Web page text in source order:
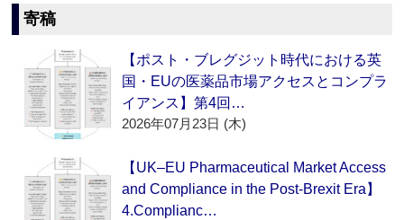
寄稿
【ポスト・ブレグジット時代における英
国・EUの医薬品市場アクセスとコンプラ
イアンス】第4回…
2026年07月23日 (木)
【UK–EU Pharmaceutical Market Access
and Compliance in the Post-Brexit Era】
4.Complianc…